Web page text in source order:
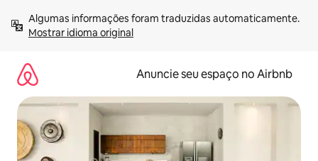
para
Mostrar idioma original
Anuncie seu espaço no Airbnb